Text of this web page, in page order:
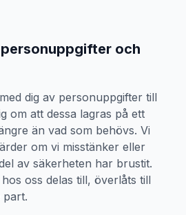
och
dig av personuppgifter till
om att dessa lagras på ett
än vad som behövs. Vi
om vi misstänker eller
av säkerheten har brustit.
oss delas till, överlåts till
part.